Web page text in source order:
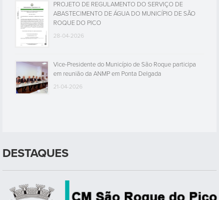
PROJETO DE REGULAMENTO DO SERVIÇO DE
ABASTECIMENTO DE ÁGUA DO MUNICÍPIO DE SÃO
ROQUE DO PICO
28-04-2026
Vice-Presidente do Município de São Roque participa
em reunião da ANMP em Ponta Delgada
21-04-2026
DESTAQUES